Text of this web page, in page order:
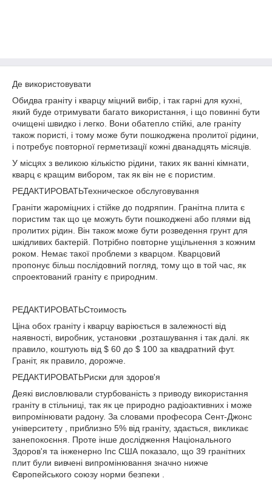
Де використовувати
Обидва граніту і кварцу міцний вибір, і так гарні для кухні,
який буде отримувати багато використання, і що повинні бути
очищені швидко і легко. Вони обатепло стійкі, але граніту
також пористі, і тому може бути пошкоджена пролитої рідини,
і потребує повторної герметизації кожні дванадцять місяців.
У місцях з великою кількістю рідини, таких як ванні кімнати,
кварц є кращим вибором, так як він не є пористим.
РЕДАКТИРОВАТЬТехническое обслуговування
Граніти жароміцних і стійке до подряпин. Гранітна плита є
пористим так що це можуть бути пошкоджені або плями від
пролитих рідин. Він також може бути розведення грунт для
шкідливих бактерій. Потрібно повторне ущільнення з кожним
роком. Немає такої проблеми з кварцом. Кварцовий
пропонує більш послідовний погляд, тому що в той час, як
спроектований граніту є природним.
РЕДАКТИРОВАТЬСтоимость
Ціна обох граніту і кварцу варіюється в залежності від
наявності, виробник, установки ,розташування і так далі. як
правило, коштують від $ 60 до $ 100 за квадратний фут.
Граніт, як правило, дорожче.
РЕДАКТИРОВАТЬРиски для здоров'я
Деякі висловлювали стурбованість з приводу використання
граніту в стільниці, так як це природно радіоактивних і може
випромінювати радону. За словами професора Сент-Джонс
університету , приблизно 5% від граніту, здається, викликає
занепокоєння. Проте інше дослідження Національного
Здоров'я та інженерно Inc США показало, що 39 гранітних
плит були вивчені випромінювання значно нижче
Європейського союзу норми безпеки .